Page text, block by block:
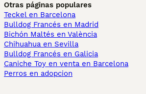
Otras páginas populares
Teckel en Barcelona
Bulldog Francés en Madrid
Bichón Maltés en València
Chihuahua en Sevilla
Bulldog Francés en Galicia
Caniche Toy en venta en Barcelona
Perros en adopcion